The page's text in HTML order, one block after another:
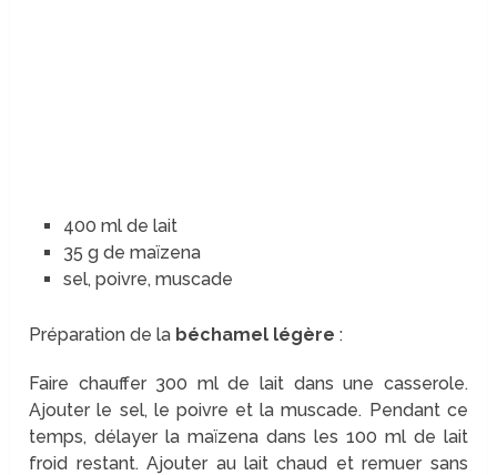
400 ml de lait
35 g de maïzena
sel, poivre, muscade
Préparation de la béchamel légère :
Faire chauffer 300 ml de lait dans une casserole.
Ajouter le sel, le poivre et la muscade. Pendant ce
temps, délayer la maïzena dans les 100 ml de lait
froid restant. Ajouter au lait chaud et remuer sans